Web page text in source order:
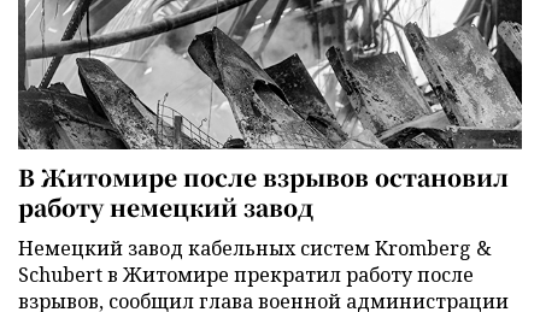
В Житомире после взрывов остановил
работу немецкий завод
Немецкий завод кабельных систем Kromberg &
Schubert в Житомире прекратил работу после
взрывов, сообщил глава военной администрации